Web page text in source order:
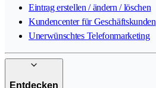
Eintrag erstellen / ändern / löschen
Kundencenter für Geschäftskunden
Unerwünschtes Telefonmarketing
Entdecken